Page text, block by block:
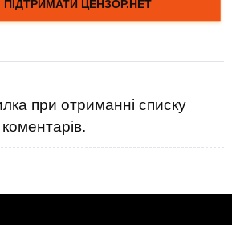
при отриманні списку
коментарів.